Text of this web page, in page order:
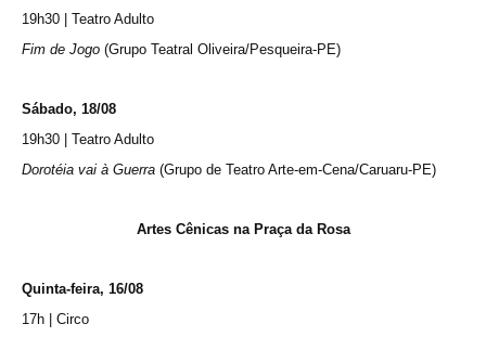
19h30 | Teatro Adulto
Fim de Jogo (Grupo Teatral Oliveira/Pesqueira-PE)
Sábado, 18/08
19h30 | Teatro Adulto
Dorotéia vai à Guerra (Grupo de Teatro Arte-em-Cena/Caruaru-PE)
Artes Cênicas na Praça da Rosa
Quinta-feira, 16/08
17h | Circo